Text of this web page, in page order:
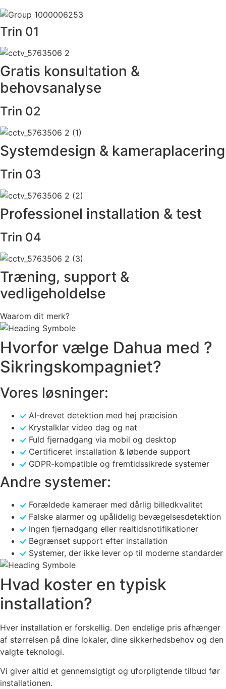
Trin 01
Gratis konsultation &
behovsanalyse
Trin 02
Systemdesign & kameraplacering
Trin 03
Professionel installation & test
Trin 04
Træning, support &
vedligeholdelse
Waarom dit merk?
Hvorfor vælge Dahua med ?
Sikringskompagniet?
Vores løsninger:
AI-drevet detektion med høj præcision
Krystalklar video dag og nat
Fuld fjernadgang via mobil og desktop
Certificeret installation & løbende support
GDPR-kompatible og fremtidssikrede systemer
Andre systemer:
Forældede kameraer med dårlig billedkvalitet
Falske alarmer og upålidelig bevægelsesdetektion
Ingen fjernadgang eller realtidsnotifikationer
Begrænset support efter installation
Systemer, der ikke lever op til moderne standarder
Hvad koster en typisk
installation?
Hver installation er forskellig. Den endelige pris afhænger
af størrelsen på dine lokaler, dine sikkerhedsbehov og den
valgte teknologi.
Vi giver altid et gennemsigtigt og uforpligtende tilbud før
installationen.